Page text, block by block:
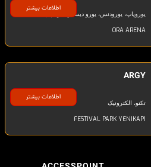
یوروپاپ، یورودنس، یورو دیسکودنس، پاپ
ORA ARENA
اطلاعات بیشتر
ARGY
تکنو، الکترونیک
FESTIVAL PARK YENIKAPI
اطلاعات بیشتر